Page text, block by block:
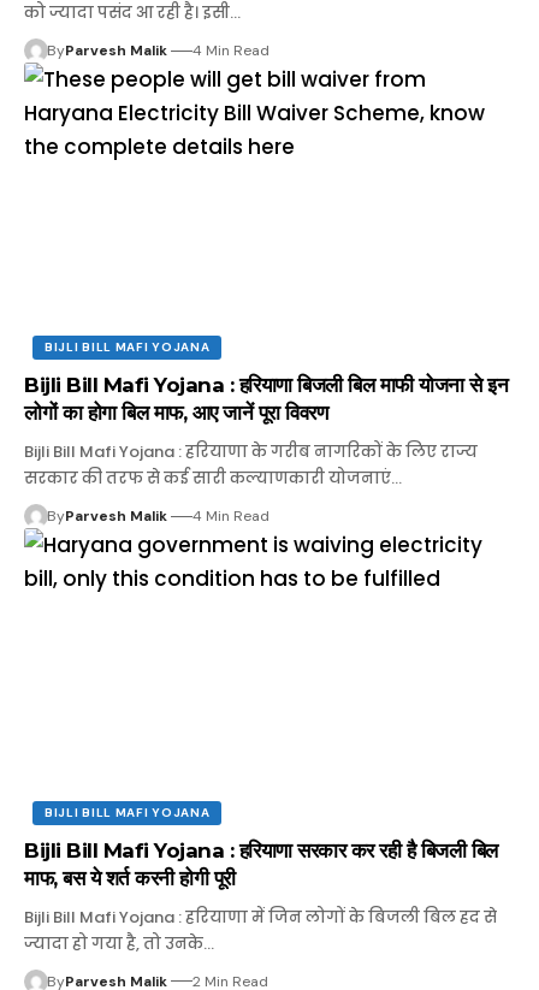
को ज्यादा पसंद आ रही है। इसी…
ByParvesh Malik 4 Min Read
BIJLI BILL MAFI YOJANA
Bijli Bill Mafi Yojana : हरियाणा बिजली बिल माफी योजना से इन
लोगों का होगा बिल माफ, आए जानें पूरा विवरण
Bijli Bill Mafi Yojana : हरियाणा के गरीब नागरिकों के लिए राज्य
सरकार की तरफ से कई सारी कल्याणकारी योजनाएं…
ByParvesh Malik 4 Min Read
BIJLI BILL MAFI YOJANA
Bijli Bill Mafi Yojana : हरियाणा सरकार कर रही है बिजली बिल
माफ, बस ये शर्त करनी होगी पूरी
Bijli Bill Mafi Yojana : हरियाणा में जिन लोगों के बिजली बिल हद से
ज्यादा हो गया है, तो उनके…
ByParvesh Malik 2 Min Read